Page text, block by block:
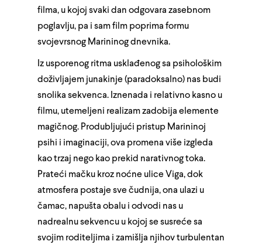
filma, u kojoj svaki dan odgovara zasebnom
poglavlju, pa i sam film poprima formu
svojevrsnog Marininog dnevnika.
Iz usporenog ritma usklađenog sa psihološkim
doživljajem junakinje (paradoksalno) nas budi
snolika sekvenca. Iznenada i relativno kasno u
filmu, utemeljeni realizam zadobija elemente
magičnog. Produbljujući pristup Marininoj
psihi i imaginaciji, ova promena više izgleda
kao trzaj nego kao prekid narativnog toka.
Prateći mačku kroz noćne ulice Viga, dok
atmosfera postaje sve čudnija, ona ulazi u
čamac, napušta obalu i odvodi nas u
nadrealnu sekvencu u kojoj se susreće sa
svojim roditeljima i zamišlja njihov turbulentan